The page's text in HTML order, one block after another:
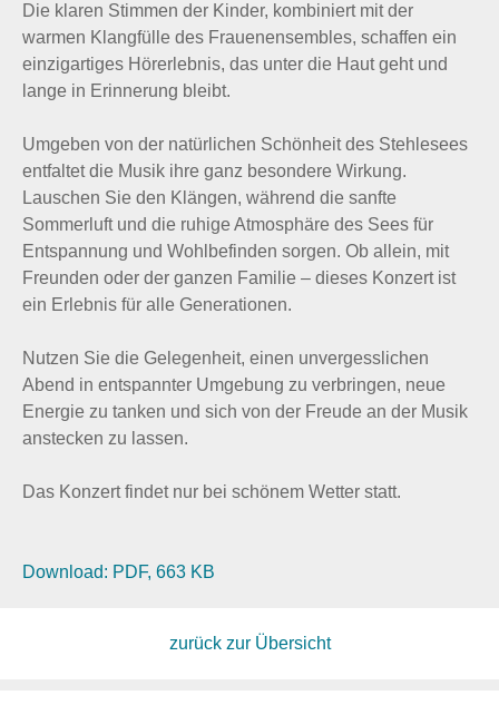
Die klaren Stimmen der Kinder, kombiniert mit der
warmen Klangfülle des Frauenensembles, schaffen ein
einzigartiges Hörerlebnis, das unter die Haut geht und
lange in Erinnerung bleibt.
Umgeben von der natürlichen Schönheit des Stehlesees
entfaltet die Musik ihre ganz besondere Wirkung.
Lauschen Sie den Klängen, während die sanfte
Sommerluft und die ruhige Atmosphäre des Sees für
Entspannung und Wohlbefinden sorgen. Ob allein, mit
Freunden oder der ganzen Familie – dieses Konzert ist
ein Erlebnis für alle Generationen.
Nutzen Sie die Gelegenheit, einen unvergesslichen
Abend in entspannter Umgebung zu verbringen, neue
Energie zu tanken und sich von der Freude an der Musik
anstecken zu lassen.
Das Konzert findet nur bei schönem Wetter statt.
Download: PDF, 663 KB
zurück zur Übersicht